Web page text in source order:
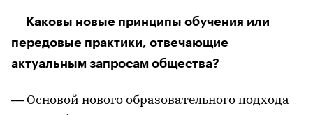
— Каковы новые принципы обучения или
передовые практики, отвечающие
актуальным запросам общества?
— Основой нового образовательного подхода